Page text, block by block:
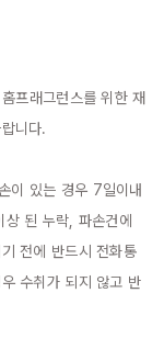
프래그런스를 위한 재
니다.
이 있는 경우 7일이내
된 누락, 파손건에
전에 반드시 전화통
수취가 되지 않고 반